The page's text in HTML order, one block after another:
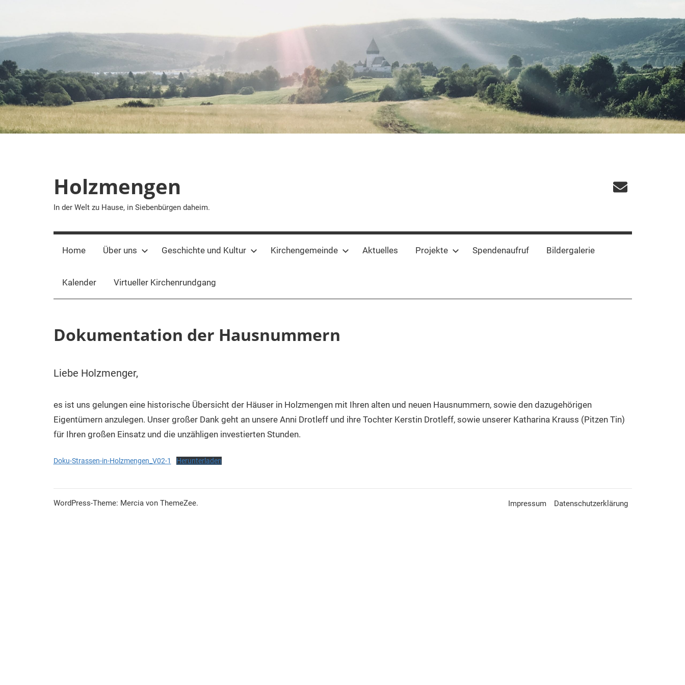
springen
Holzmengen
In der Welt zu Hause, in Siebenbürgen daheim.
Email
Home Über uns Geschichte und Kultur Kirchengemeinde Aktuelles Projekte Spendenaufruf Bildergalerie
Kalender Virtueller Kirchenrundgang
Dokumentation der Hausnummern
Liebe Holzmenger,
es ist uns gelungen eine historische Übersicht der Häuser in Holzmengen mit Ihren alten und neuen Hausnummern, sowie den dazugehörigen
Eigentümern anzulegen. Unser großer Dank geht an unsere Anni Drotleff und ihre Tochter Kerstin Drotleff, sowie unserer Katharina Krauss (Pitzen Tin)
für Ihren großen Einsatz und die unzähligen investierten Stunden.
Doku-Strassen-in-Holzmengen_V02-1 Herunterladen
Impressum Datenschutzerklärung
WordPress-Theme: Mercia von ThemeZee.